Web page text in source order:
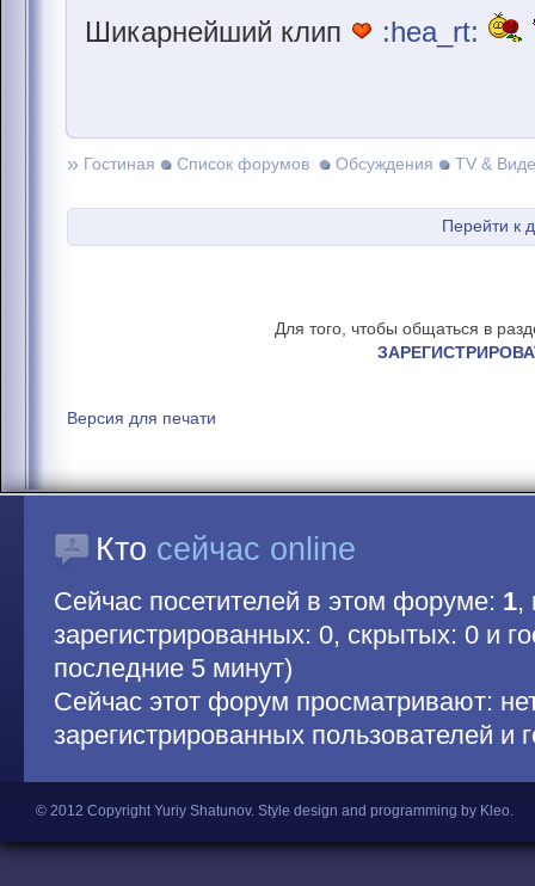
Шикарнейший клип :hea_rt:
» Гостиная Список форумов Обсуждения TV &
Перейти к
Для того, чтобы общаться в
Версия для печати
Кто сейчас online
Сейчас посетителей в этом форуме: 1,
зарегистрированных: 0, скрытых: 0 и
последние 5 минут)
Сейчас этот форум просматривают:
зарегистрированных пользователей и
© 2012 Copyright Yuriy Shatunov. Style design and programming by Kleo.